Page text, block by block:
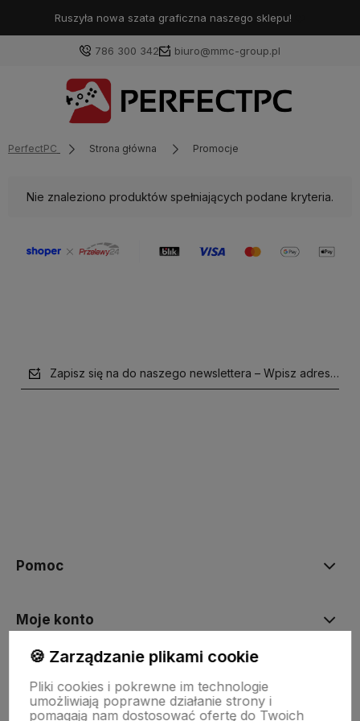
Ruszyła nowa szata graficzna naszego sklepu!
786 300 342 biuro@mmc-group.pl
PerfectPC Strona główna Promocje
Nie znaleziono produktów spełniających podane kryteria.
Zapisz się na do naszego newslettera – Wpisz adres e-
Pomoc
Moje konto
🍪 Zarządzanie plikami cookie
Pliki cookies i pokrewne im technologie
umożliwiają poprawne działanie strony i
pomagają nam dostosować ofertę do Twoich